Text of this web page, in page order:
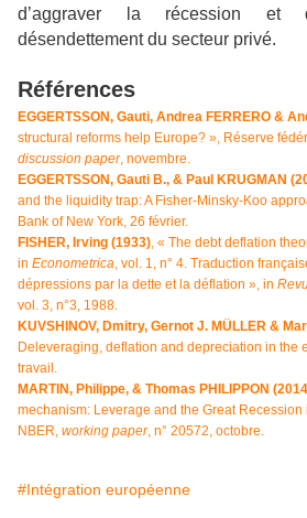
d’aggraver la récession et
désendettement du secteur privé.
Références
EGGERTSSON, Gauti, Andrea FERRERO &
structural reforms help Europe? », Réserve
discussion paper, novembre.
EGGERTSSON, Gauti B., & Paul KRUGMAN
and the liquidity trap: A Fisher-Minsky-Koo
Bank of New York, 26 février.
FISHER, Irving (1933), « The debt deflation
in Econometrica, vol. 1, n° 4. Traduction
dépressions par la dette et la déflation », in
vol. 3, n°3, 1988.
KUVSHINOV, Dmitry, Gernot J. MÜLLER &
Deleveraging, deflation and depreciation in the
travail.
MARTIN, Philippe, & Thomas PHILIPPON
mechanism: Leverage and the Great
NBER, working paper, n° 20572, octobre.
#Intégration européenne